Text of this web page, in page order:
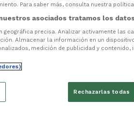
Para saber más, consulta nuestra
asociados tratamos los
geográfica precisa. Analizar activamente las
Almacenar la información en un
medición de publicidad y contenido,
Rechazarlas todas